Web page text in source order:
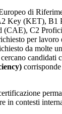
di
Key (KET), B1
(CAE), C2
per lavoro
da molte
candidati
in contesti